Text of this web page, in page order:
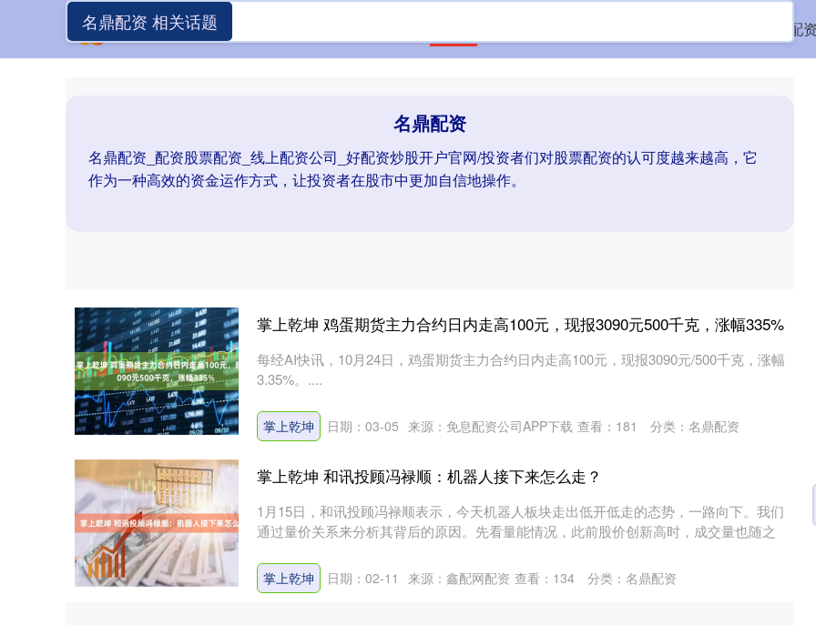
好配
名鼎配资
名鼎配资_配资股票配资_线上配资公司_好配资炒股开户官网/投资者们对股票配资的认可度越来越高，它
作为一种高效的资金运作方式，让投资者在股市中更加自信地操作。
名鼎配资 相关话题
掌上乾坤 鸡蛋期货主力合约日内走高100元，现报3090元500千克，涨幅335%
每经AI快讯，10月24日，鸡蛋期货主力合约日内走高100元，现报3090元/500千克，涨幅
3.35%。....
掌上乾坤 日期：03-05 来源：免息配资公司APP下载 查看： 181 分类： 名鼎配资
掌上乾坤 和讯投顾冯禄顺：机器人接下来怎么走？
1月15日，和讯投顾冯禄顺表示，今天机器人板块走出低开低走的态势，一路向下。我们
通过量价关系来分析其背后的原因。先看量能情况，此前股价创新高时，成交量也随之
掌上乾坤 日期：02-11 来源：鑫配网配资 查看： 134 分类： 名鼎配资
0.81% 深证成指 14388.30